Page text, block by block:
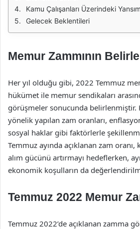
Kamu Çalışanları Üzerindeki
Gelecek Beklentileri
Memur Zammının
Her yıl olduğu gibi, 2022 Temmuz
hükümet ile memur sendikaları
görüşmeler sonucunda belirlenmiştir.
yönelik yapılan zam oranları,
sosyal haklar gibi faktörlerle
Temmuz ayında açıklanan zam oranı,
alım gücünü artırmayı hedeflerken,
ekonomik koşulların da
Temmuz 2022 Memur
Temmuz 2022’de açıklanan zamma